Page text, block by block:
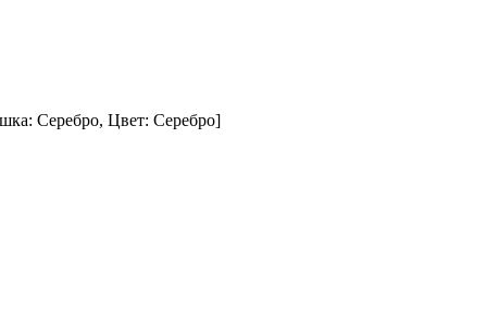
Серебро, Цвет: Серебро]